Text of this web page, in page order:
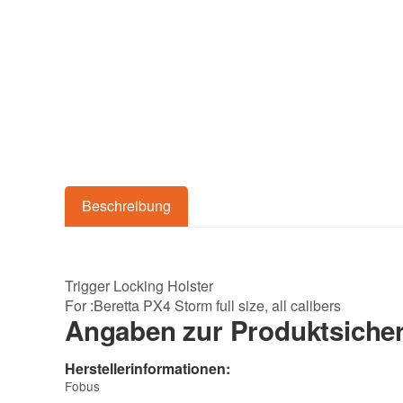
Beschreibung
Trigger Locking Holster
For :Beretta PX4 Storm full size, all calibers
Angaben zur
Herstellerinformationen:
Fobus